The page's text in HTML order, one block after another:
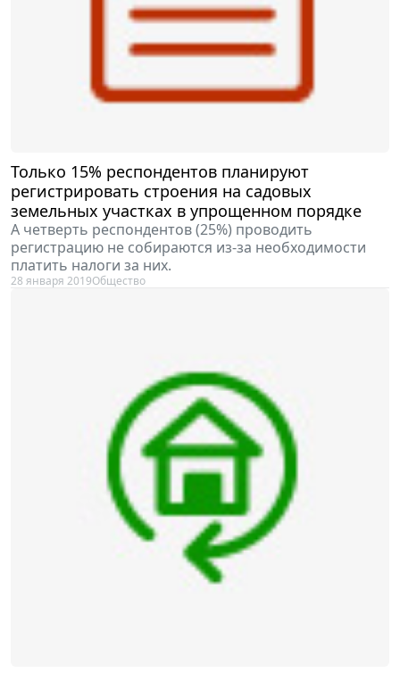
Только 15% респондентов планируют
регистрировать строения на садовых
земельных участках в упрощенном порядке
А четверть респондентов (25%) проводить
регистрацию не собираются из-за необходимости
платить налоги за них.
28 января 2019Общество